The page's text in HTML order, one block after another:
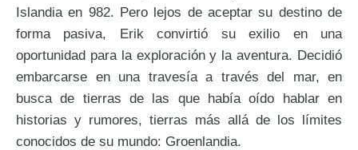
Islandia en 982. Pero lejos de aceptar su destino de
forma pasiva, Erik convirtió su exilio en una
oportunidad para la exploración y la aventura. Decidió
embarcarse en una travesía a través del mar, en
busca de tierras de las que había oído hablar en
historias y rumores, tierras más allá de los límites
conocidos de su mundo: Groenlandia.